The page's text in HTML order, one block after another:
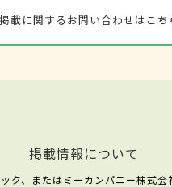
載に関するお問い合わせはこち
掲載情報について
ク、またはミーカンパニー株式会